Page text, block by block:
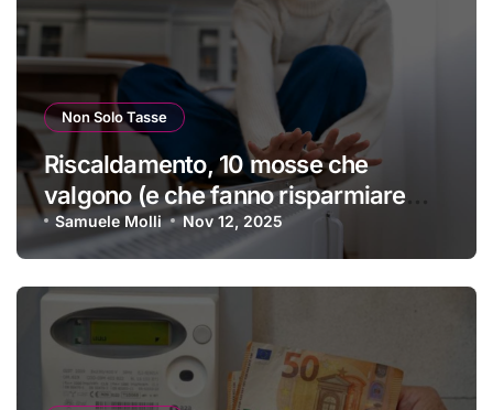
Non Solo Tasse
Riscaldamento, 10 mosse che
valgono (e che fanno risparmiare
tanti soldini) | I trucchi migliori per
passare un inverno spettacolare
Samuele Molli Nov 12, 2025